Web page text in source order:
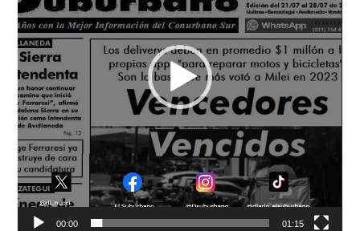
00:00 01:15